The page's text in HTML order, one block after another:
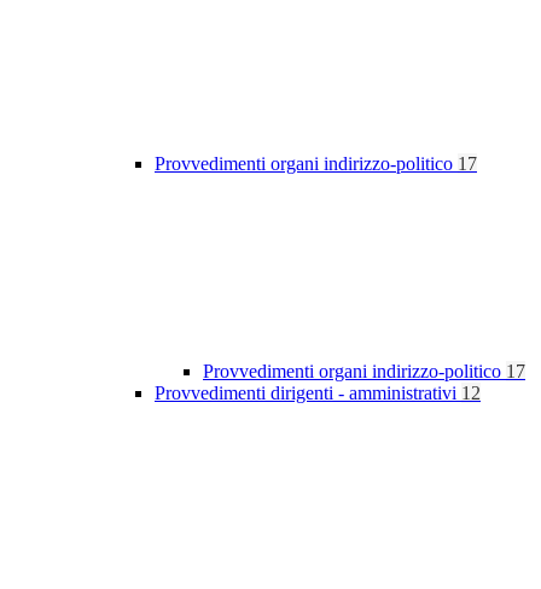
Provvedimenti organi indirizzo-politico 17
Provvedimenti organi indirizzo-politico 17
Provvedimenti dirigenti - amministrativi 12